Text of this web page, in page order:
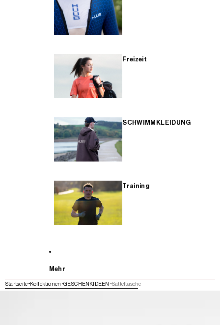
Freizeit
SCHWIMMKLEIDUNG
Training
Mehr
Startseite Kollektionen GESCHENKIDEEN Satteltasche
WEITER ZU DEN PRODUKTINFORMATIONEN